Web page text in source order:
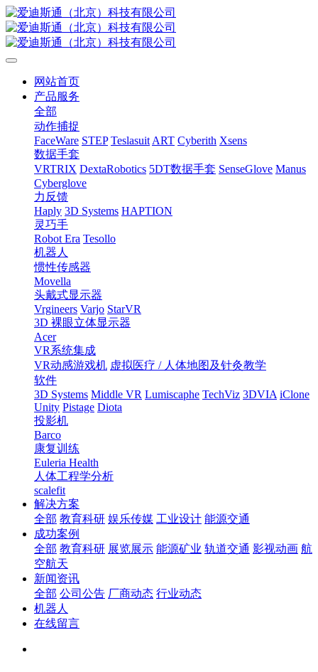
网站首页
产品服务
全部
动作捕捉
FaceWare STEP Teslasuit ART Cyberith Xsens
数据手套
VRTRIX DextaRobotics 5DT数据手套 SenseGlove Manus
Cyberglove
力反馈
Haply 3D Systems HAPTION
灵巧手
Robot Era Tesollo
机器人
惯性传感器
Movella
头戴式显示器
Vrgineers Varjo StarVR
3D 裸眼立体显示器
Acer
VR系统集成
VR动感游戏机 虚拟医疗 / 人体地图及针灸教学
软件
3D Systems Middle VR Lumiscaphe TechViz 3DVIA iClone
Unity Pistage Diota
投影机
Barco
康复训练
Euleria Health
人体工程学分析
scalefit
解决方案
全部 教育科研 娱乐传媒 工业设计 能源交通
成功案例
全部 教育科研 展览展示 能源矿业 轨道交通 影视动画 航
空航天
新闻资讯
全部 公司公告 厂商动态 行业动态
机器人
在线留言